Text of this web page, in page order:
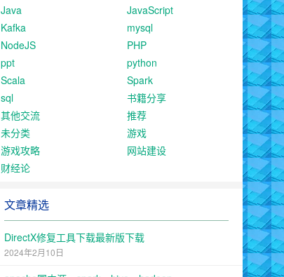
Java
JavaScript
Kafka
mysql
NodeJS
PHP
ppt
python
Scala
Spark
sql
书籍分享
其他交流
推荐
未分类
游戏
游戏攻略
网站建设
财经论
文章精选
DirectX修复工具下载最新版下载
2024年2月10日